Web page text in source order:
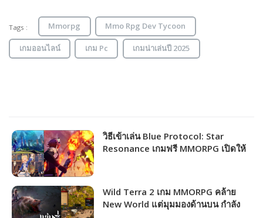
Tags : Mmorpg Mmo Rpg Dev Tycoon
เกมออนไลน์ เกม Pc เกมน่าเล่นปี 2025
วิธีเข้าเล่น Blue Protocol: Star
Resonance เกมฟรี MMORPG เปิดให้
Wild Terra 2 เกม MMORPG คล้าย
New World แต่มุมมองด้านบน กำลัง